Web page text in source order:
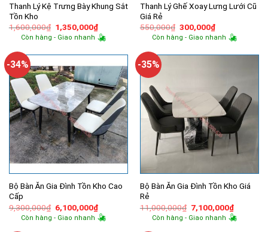
Thanh Lý Kệ Trưng Bày Khung Sắt
Tồn Kho
1,600,000₫ Giá
gốc
là:
1,350,000₫Giá
hiện
tại
1,350,000₫.
Còn hàng - Giao nhanh
Thanh Lý Ghế Xoay Lưng Lưới Cũ
Giá Rẻ
550,000₫ Giá
gốc
là:
300,000₫Giá
hiện
tại
300,000₫.
Còn hàng - Giao nhanh
-34%
Bộ Bàn Ăn Gia Đình Tồn Kho Cao
Cấp
9,300,000₫ Giá
gốc
là:
6,100,000₫Giá
hiện
tại
Còn hàng - Giao nhanh
-35%
Bộ Bàn Ăn Gia Đình Tồn Kho Giá
Rẻ
11,000,000₫ Giá
gốc
là:
7,100,000₫Giá
hiện
tại
Còn hàng - Giao nhanh